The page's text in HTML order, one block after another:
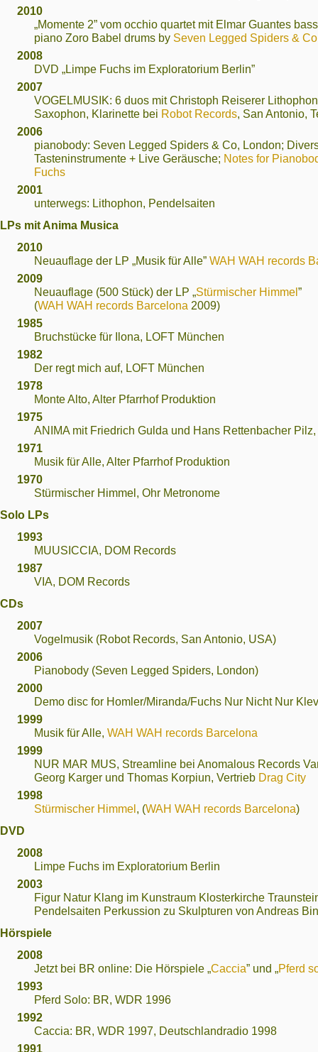
2010
„Momente 2” vom occhio quartet mit Elmar Guantes
piano Zoro Babel drums by Seven Legged Spiders & Co
2008
DVD „Limpe Fuchs im Exploratorium Berlin”
2007
VOGELMUSIK: 6 duos mit Christoph Reiserer
Saxophon, Klarinette bei Robot Records, San Antonio,
2006
pianobody: Seven Legged Spiders & Co, London;
Tasteninstrumente + Live Geräusche; Notes for
Fuchs
2001
unterwegs: Lithophon, Pendelsaiten
LPs mit Anima Musica
2010
Neuauflage der LP „Musik für Alle” WAH WAH records
2009
Neuauflage (500 Stück) der LP „Stürmischer Himmel”
(WAH WAH records Barcelona 2009)
1985
Bruchstücke für Ilona, LOFT München
1982
Der regt mich auf, LOFT München
1978
Monte Alto, Alter Pfarrhof Produktion
1975
ANIMA mit Friedrich Gulda und Hans Rettenbacher
1971
Musik für Alle, Alter Pfarrhof Produktion
1970
Stürmischer Himmel, Ohr Metronome
Solo LPs
1993
MUUSICCIA, DOM Records
1987
VIA, DOM Records
CDs
2007
Vogelmusik (Robot Records, San Antonio, USA)
2006
Pianobody (Seven Legged Spiders, London)
2000
Demo disc for Homler/Miranda/Fuchs Nur Nicht Nur
1999
Musik für Alle, WAH WAH records Barcelona
1999
NUR MAR MUS, Streamline bei Anomalous Records
Georg Karger und Thomas Korpiun, Vertrieb Drag City
1998
Stürmischer Himmel, (WAH WAH records Barcelona)
DVD
2008
Limpe Fuchs im Exploratorium Berlin
2003
Figur Natur Klang im Kunstraum Klosterkirche
Pendelsaiten Perkussion zu Skulpturen von Andreas
Hörspiele
2008
Jetzt bei BR online: Die Hörspiele „Caccia” und „Pferd
1993
Pferd Solo: BR, WDR 1996
1992
Caccia: BR, WDR 1997, Deutschlandradio 1998
1991